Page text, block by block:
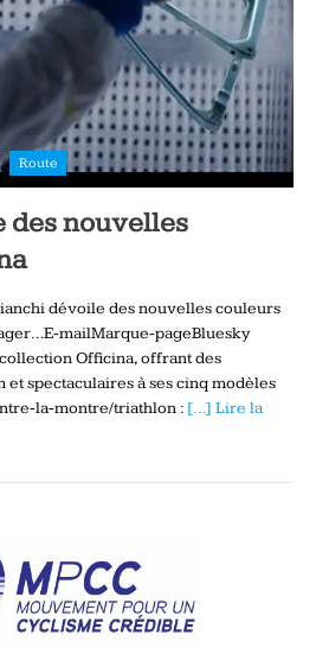
Route
des nouvelles
dévoile des nouvelles couleurs
mailMarque-pageBluesky
Officina, offrant des
spectaculaires à ses cinq modèles
triathlon : […] Lire la